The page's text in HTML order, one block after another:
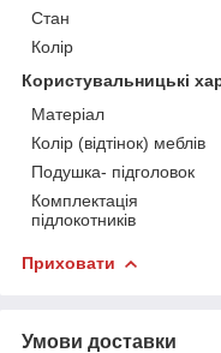
Стан
Колір
Користувальницькі
Матеріал
Колір (відтінок) меблів
Подушка- підголовок
Комплектація
підлокотників
Приховати
Умови доставки